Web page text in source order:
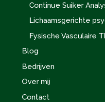
Continue Suiker
Lichaamsgerichte
Fysische Vasculaire
Blog
Bedrijven
Over mij
Contact